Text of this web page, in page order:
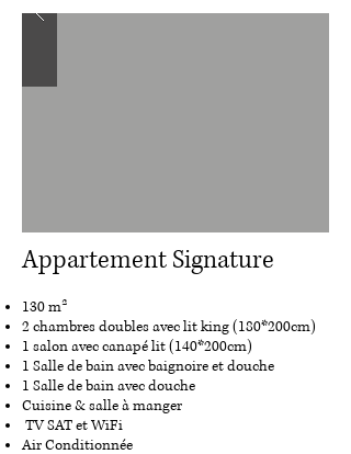
Appartement Signature
130 m²
2 chambres doubles avec lit king (180*200cm)
1 salon avec canapé lit (140*200cm)
1 Salle de bain avec baignoire et douche
1 Salle de bain avec douche
Cuisine & salle à manger
TV SAT et WiFi
Air Conditionnée